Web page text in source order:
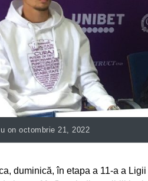
on octombrie 21, 2022
duminică, în etapa a 11-a a